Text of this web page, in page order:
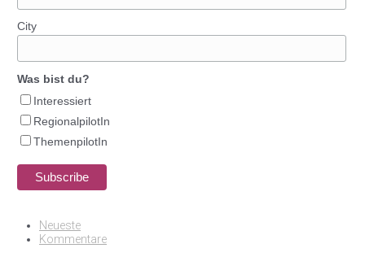
City
Was bist du?
Interessiert
RegionalpilotIn
ThemenpilotIn
Neueste
Kommentare